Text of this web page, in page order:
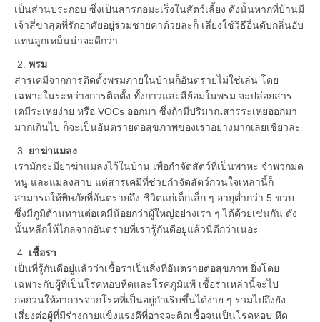
เป็นส่วนประกอบ ซึ่งเป็นสารก่อมะเร็งในสัตว์เลี้ยง ดังนั้นหากที่บ้านมี
เจ้าสี่ขาสุดที่รักอาศัยอยู่ร่วมชายคาด้วยล่ะก็ เลี่ยงใช้วิธีอื่นดับกลิ่นอับ
แทนลูกเหม็นน่าจะดีกว่า
2. พรม
สารเคมีจากการติดตั้งพรมภายในบ้านก็อันตรายไม่ใช่เล่น โดย
เฉพาะในระหว่างการติดตั้ง ทั้งกาวและสีย้อมในพรม จะปล่อยสาร
เคมีระเหยง่าย หรือ VOCs ออกมา ซึ่งถ้ามีปริมาณสารระเหยออกมา
มากเกินไป ก็จะเป็นอันตรายต่อสุขภาพของเราอย่างมากเลยเชียวล่ะ
3. ยาฆ่าแมลง
เรามักจะมีย่าฆ่าแมลงไว้ในบ้าน เพื่อกำจัดสัตว์ที่เป็นพาหะ จำพวกมด
หนู และแมลงสาบ แต่สารเคมีที่ช่วยกำจัดสัตว์กวนใจเหล่านี้ก็
สามารถให้พิษภัยที่อันตรายถึง ชีวิตแก่เด็กเล็ก ๆ อายุต่ำกว่า 5 ขวบ
ซึ่งมีภูมิต้านทานต่อเคมีน้อยกว่าผู้ใหญ่อย่างเรา ๆ ได้ด้วยเช่นกัน ดัง
นั้นหลีกให้ไกลจากอันตรายที่เรารู้กันดีอยู่แล้วนี่ดีกว่าเนอะ
4. เชื้อรา
เป็นที่รู้กันดีอยู่แล้วว่าเชื้อราเป็นสิ่งที่อันตรายต่อสุขภาพ ยิ่งโดย
เฉพาะกับผู้ที่เป็นโรคหอบหืดและโรคภูมิแพ้ เชื้อราเหล่านี้จะไป
ก่อกวนให้อาการจากโรคที่เป็นอยู่กำเริบขึ้นได้ง่าย ๆ รวมไปถึงยัง
เสี่ยงต่อผู้ที่มีร่างกายแข็งแรงดีที่อาจจะติดเชื้อจนเป็นโรคหอบ หืด